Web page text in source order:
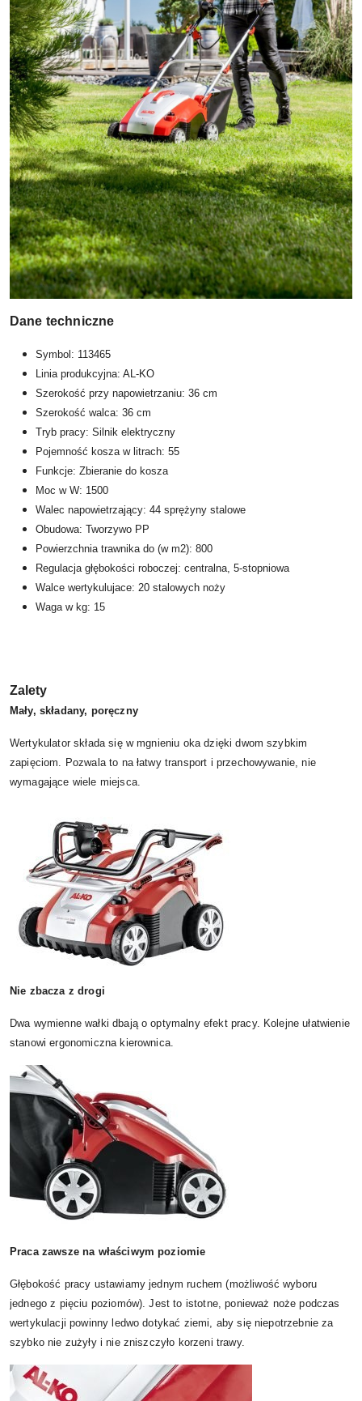
Dane techniczne
Symbol: 113465
Linia produkcyjna: AL-KO
Szerokość przy napowietrzaniu: 36 cm
Szerokość walca: 36 cm
Tryb pracy: Silnik elektryczny
Pojemność kosza w litrach: 55
Funkcje: Zbieranie do kosza
Moc w W: 1500
Walec napowietrzający: 44 sprężyny stalowe
Obudowa: Tworzywo PP
Powierzchnia trawnika do (w m2): 800
Regulacja głębokości roboczej: centralna, 5-stopniowa
Walce wertykulujace: 20 stalowych noży
Waga w kg: 15
Zalety
Mały, składany, poręczny
Wertykulator składa się w mgnieniu oka dzięki dwom szybkim
zapięciom. Pozwala to na łatwy transport i przechowywanie, nie
wymagające wiele miejsca.
Nie zbacza z drogi
Dwa wymienne wałki dbają o optymalny efekt pracy. Kolejne ułatwienie
stanowi ergonomiczna kierownica.
Praca zawsze na właściwym poziomie
Głębokość pracy ustawiamy jednym ruchem (możliwość wyboru
jednego z pięciu poziomów). Jest to istotne, ponieważ noże podczas
wertykulacji powinny ledwo dotykać ziemi, aby się niepotrzebnie za
szybko nie zużyły i nie zniszczyło korzeni trawy.